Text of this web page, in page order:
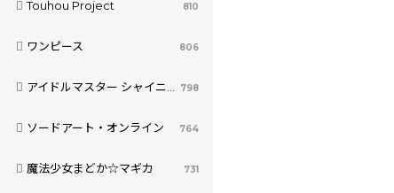
Touhou Project 810
ワンピース 806
アイドルマスター シャイニーカラーズ 798
ソードアート・オンライン 764
魔法少女まどか☆マギカ 731